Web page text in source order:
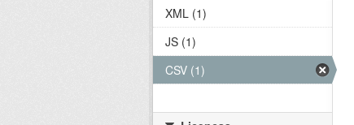
XML (1)
JS (1)
CSV (1)